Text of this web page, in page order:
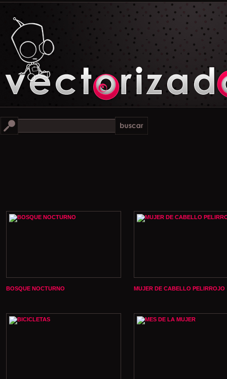
BOSQUE NOCTURNO MUJER DE CABELLO PELIRROJO